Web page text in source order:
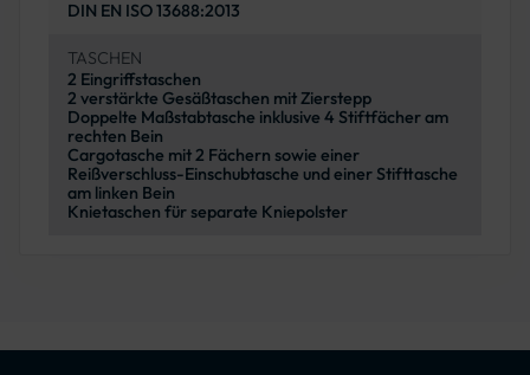
DIN EN ISO 13688:2013
TASCHEN
2 Eingriffstaschen
2 verstärkte Gesäßtaschen mit Zierstepp
Doppelte Maßstabtasche inklusive 4 Stiftfächer am
rechten Bein
Cargotasche mit 2 Fächern sowie einer
Reißverschluss-Einschubtasche und einer Stifttasche
am linken Bein
Knietaschen für separate Kniepolster